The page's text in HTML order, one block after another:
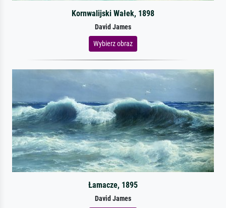
Kornwalijski Wałek, 1898
David James
Wybierz obraz
Łamacze, 1895
David James